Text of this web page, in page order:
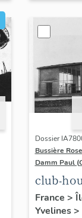
Dossier
Bussière
Damm Paul
club-
Roland
France >
Yvelines>